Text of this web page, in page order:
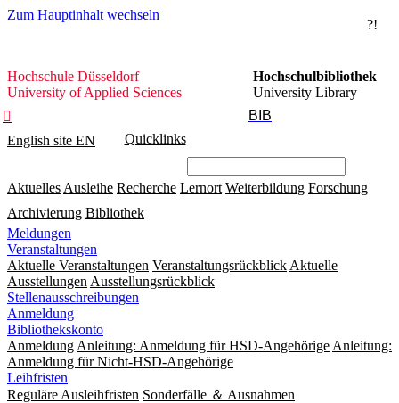
Zum Hauptinhalt wechseln
?!
Hochschule
Düsseldorf
Hochschule Düsseldorf
University of Applied Sciences
Hochschulbibliothek
University Library

BIB
English site EN Quicklinks
Aktuelles Ausleihe Recherche Lernort Weiterbildung Forschung
Archivierung Bibliothek
Meldungen
Veranstaltungen
Aktuelle Veranstaltungen Veranstaltungsrückblick Aktuelle
Ausstellungen Ausstellungsrückblick
Stellenausschreibungen
Anmeldung
Bibliothekskonto
Anmeldung Anleitung: Anmeldung für HSD-Angehörige Anleitung:
Anmeldung für Nicht-HSD-Angehörige
Leihfristen
Reguläre Ausleihfristen Sonderfälle ＆ Ausnahmen